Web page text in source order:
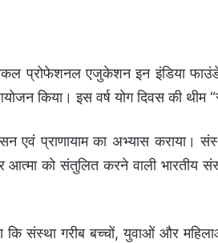
प्रोफेशनल एजुकेशन इन इंडिया
किया। इस वर्ष योग दिवस की थीम
एवं प्राणायाम का अभ्यास
को संतुलित करने वाली भारतीय
कि संस्था गरीब बच्चों, युवाओं और